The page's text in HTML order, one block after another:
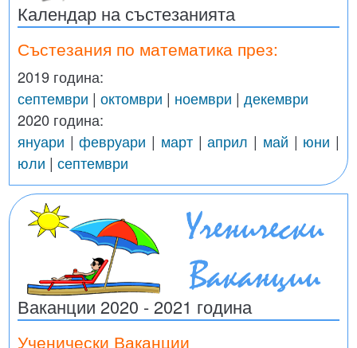
Календар на състезанията
Състезания по математика през:
2019 година:
септември | октомври | ноември | декември
2020 година:
януари |февруари | март|април | май | юни |
юли | септември
Ваканции 2020 - 2021 година
Ученически Ваканции